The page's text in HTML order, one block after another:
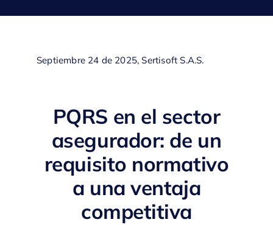
Septiembre 24 de 2025,Sertisoft S.A.S.
PQRS en el sector
asegurador: de un
requisito normativo
a una ventaja
competitiva